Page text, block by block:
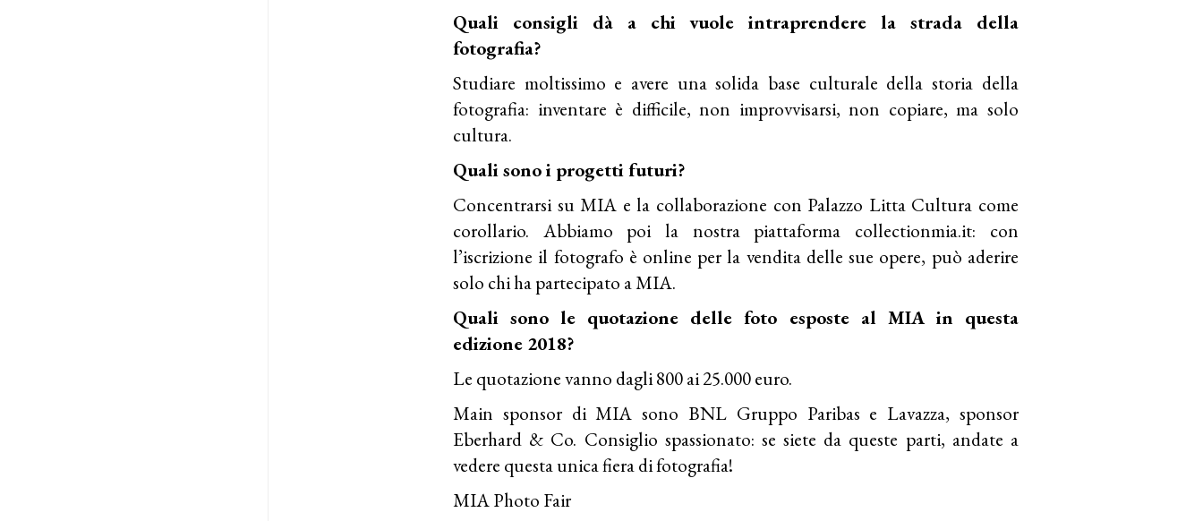
Quali consigli dà a chi vuole intraprendere la strada della
fotografia?
Studiare moltissimo e avere una solida base culturale della storia della
fotografia: inventare è difficile, non improvvisarsi, non copiare, ma solo
cultura.
Quali sono i progetti futuri?
Concentrarsi su MIA e la collaborazione con Palazzo Litta Cultura come
corollario. Abbiamo poi la nostra piattaforma collectionmia.it: con
l’iscrizione il fotografo è online per la vendita delle sue opere, può aderire
solo chi ha partecipato a MIA.
Quali sono le quotazione delle foto esposte al MIA in questa
edizione 2018?
Le quotazione vanno dagli 800 ai 25.000 euro.
Main sponsor di MIA sono BNL Gruppo Paribas e Lavazza, sponsor
Eberhard & Co. Consiglio spassionato: se siete da queste parti, andate a
vedere questa unica fiera di fotografia!
MIA Photo Fair